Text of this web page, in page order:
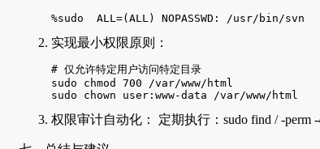
%sudo  ALL=(ALL) NOPASSWD: /usr/bin/svn
实现最小权限原则：
# 仅允许特定用户访问特定目录
sudo chmod 700 /var/www/html
sudo chown user:www-data /var/www/html
权限审计自动化： 定期执行：sudo find / -perm -